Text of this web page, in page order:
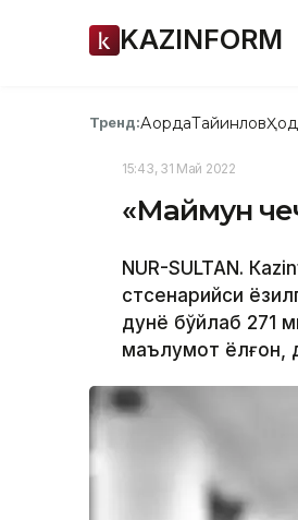
KAZINFORM
Тренд:АқордаТайинлов
15:43, 31 Май 2022
«Маймун
NUR-SULTAN.
стсенарийси
дунё бўйлаб 271
маълумот ёлғон,